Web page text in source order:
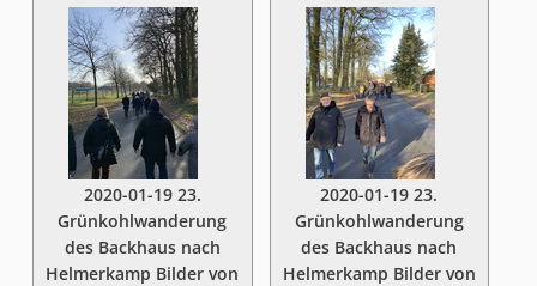
2020-01-19 23.
Grünkohlwanderung
des Backhaus nach
Helmerkamp Bilder von
2020-01-19 23.
Grünkohlwanderung
des Backhaus nach
Helmerkamp Bilder von